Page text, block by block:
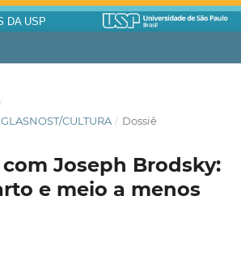
DA USP
CULTURA / Dossiê
Joseph Brodsky:
e meio a menos